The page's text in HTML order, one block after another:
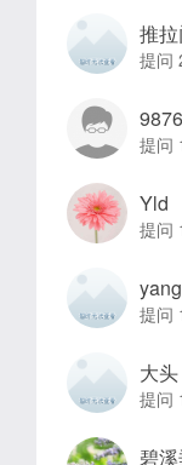
推
提问
提问
Yld
提问
yang
提问
大头
提问
碧